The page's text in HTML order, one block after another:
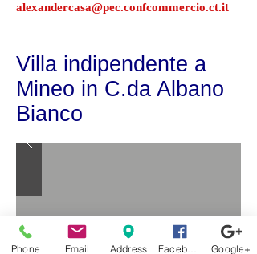
alexandercasa@pec.confcommercio.ct.it
Villa indipendente a
Mineo in C.da Albano
Bianco
Phone Email Address Google+